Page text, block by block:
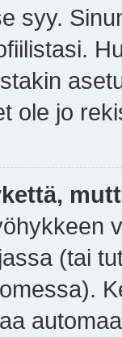
syy.
ole jo
(tai